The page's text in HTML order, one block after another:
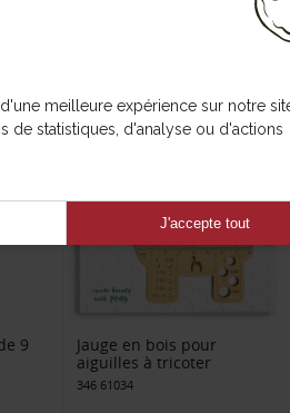
9
Jauge en bois pour
aiguilles à tricoter
346 61034
meilleure expérience sur notre
de statistiques, d'analyse ou d'actions
J'accepte tout